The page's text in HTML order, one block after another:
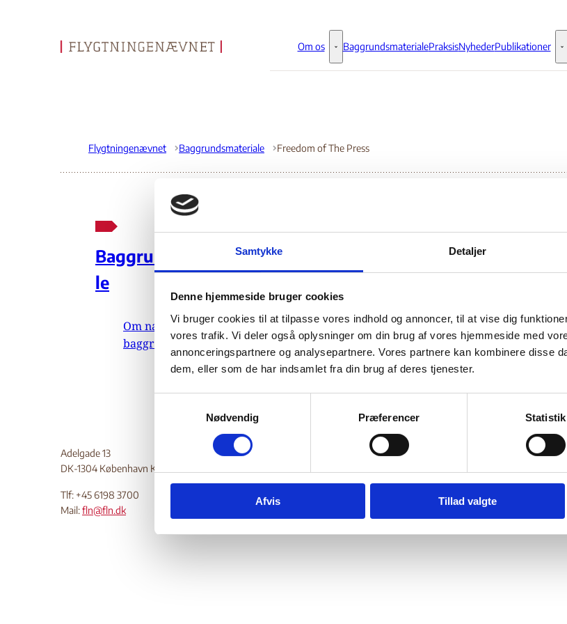
Samtykke Detaljer
Denne hjemmeside bruger cookies
Vi bruger cookies til at tilpasse vores indhold og annoncer, til at vise dig
vores trafik. Vi deler også oplysninger om din brug af vores hjemmeside med
annonceringspartnere og analysepartnere. Vores partnere kan kombinere disse
dem, eller som de har indsamlet fra din brug af deres tjenester.
y
v
Nødvendig Præferencer Statistik
Afvis Tillad valgte
Gå til forsiden
Om os Om os - Flere links
BaggrundsmaterialePraksisNyhederPublikationer
Flygtningenævnet Baggrundsmateriale Freedom of The Press
Baggrundsmateria
le
Om nævnets
baggrundsmateriale
Freedom of The
Adelgade 13
DK-1304 København K
Tlf: +45 6198 3700
Mail:fln@fln.dk
Digital Post - Borger
Tilgængelighedserklæring